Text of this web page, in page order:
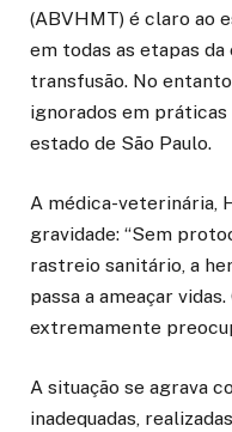
(ABVHMT) é claro ao
em todas as etapas
transfusão. No
ignorados em
estado de São Paulo.
A médica-veterinária,
gravidade: “Sem
rastreio sanitário, a
passa a ameaçar
extremamente
A situação se agrava
inadequadas,